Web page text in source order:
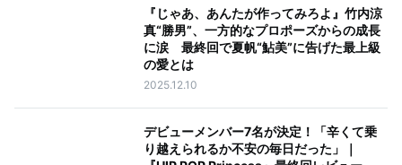
『じゃあ、あんたが作ってみろよ』竹内涼
真“勝男”、一方的なプロポーズからの成長
に涙 最終回で夏帆“鮎美”に告げた最上級
の愛とは
2025.12.10
デビューメンバー7名が決定！「辛くて乗
り越えられるか不安の毎日だった」｜